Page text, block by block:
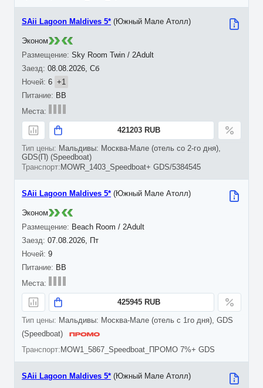
08.08.2026, Сб
6 +1
SAii Lagoon Maldives 5* (Южный Мале Атолл)
Sky Room Twin / 2Adult
BB
421203 RUB
Мальдивы: Москва-Мале (отель со 2-го дня),
GDS(П) (Speedboat)
MOWR_1403_Speedboat+ GDS/5384545
Эконом
07.08.2026, Пт
9
SAii Lagoon Maldives 5* (Южный Мале Атолл)
Beach Room / 2Adult
BB
425945 RUB
Мальдивы: Москва-Мале (отель с 1го дня), GDS
(Speedboat)
MOW1_5867_Speedboat_ПРОМО 7%+ GDS
Эконом
SAii Lagoon Maldives 5* (Южный Мале Атолл)